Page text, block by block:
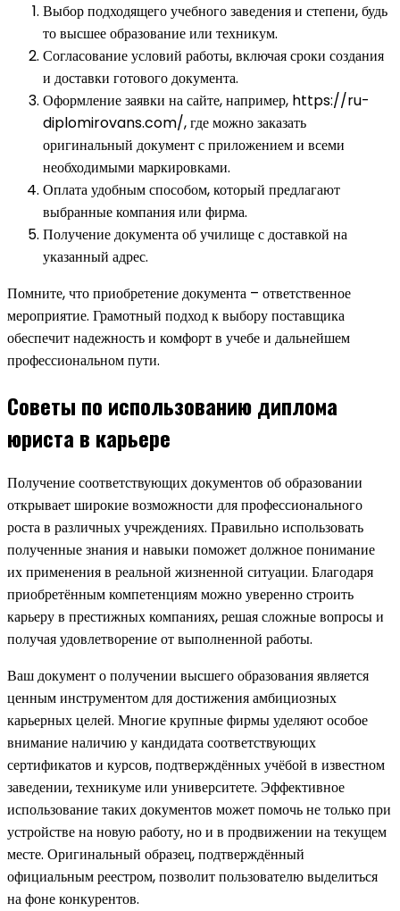
Выбор подходящего учебного заведения и степени, будь
то высшее образование или техникум.
Согласование условий работы, включая сроки создания
и доставки готового документа.
Оформление заявки на сайте, например, https://ru-
diplomirovans.com/, где можно заказать
оригинальный документ с приложением и всеми
необходимыми маркировками.
Оплата удобным способом, который предлагают
выбранные компания или фирма.
Получение документа об училище с доставкой на
указанный адрес.
Помните, что приобретение документа – ответственное
мероприятие. Грамотный подход к выбору поставщика
обеспечит надежность и комфорт в учебе и дальнейшем
профессиональном пути.
Советы по использованию диплома
юриста в карьере
Получение соответствующих документов об образовании
открывает широкие возможности для профессионального
роста в различных учреждениях. Правильно использовать
полученные знания и навыки поможет должное понимание
их применения в реальной жизненной ситуации. Благодаря
приобретённым компетенциям можно уверенно строить
карьеру в престижных компаниях, решая сложные вопросы и
получая удовлетворение от выполненной работы.
Ваш документ о получении высшего образования является
ценным инструментом для достижения амбициозных
карьерных целей. Многие крупные фирмы уделяют особое
внимание наличию у кандидата соответствующих
сертификатов и курсов, подтверждённых учёбой в известном
заведении, техникуме или университете. Эффективное
использование таких документов может помочь не только при
устройстве на новую работу, но и в продвижении на текущем
месте. Оригинальный образец, подтверждённый
официальным реестром, позволит пользователю выделиться
на фоне конкурентов.